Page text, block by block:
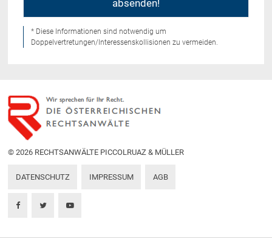
* Diese Informationen sind notwendig um
Doppelvertretungen/Interessenskollisionen zu vermeiden.
© 2026 RECHTSANWÄLTE PICCOLRUAZ & MÜLLER
DATENSCHUTZ IMPRESSUM AGB